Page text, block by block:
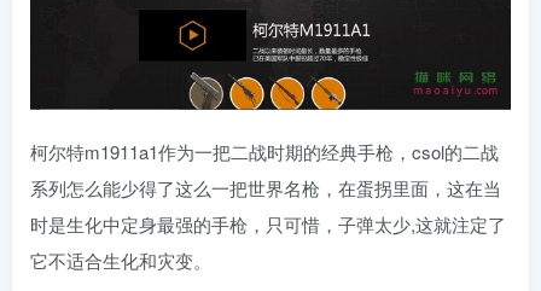
柯尔特m1911a1作为一把二战时期的经典手枪，csol的二战
系列怎么能少得了这么一把世界名枪，在蛋拐里面，这在当
时是生化中定身最强的手枪，只可惜，子弹太少,这就注定了
它不适合生化和灾变。